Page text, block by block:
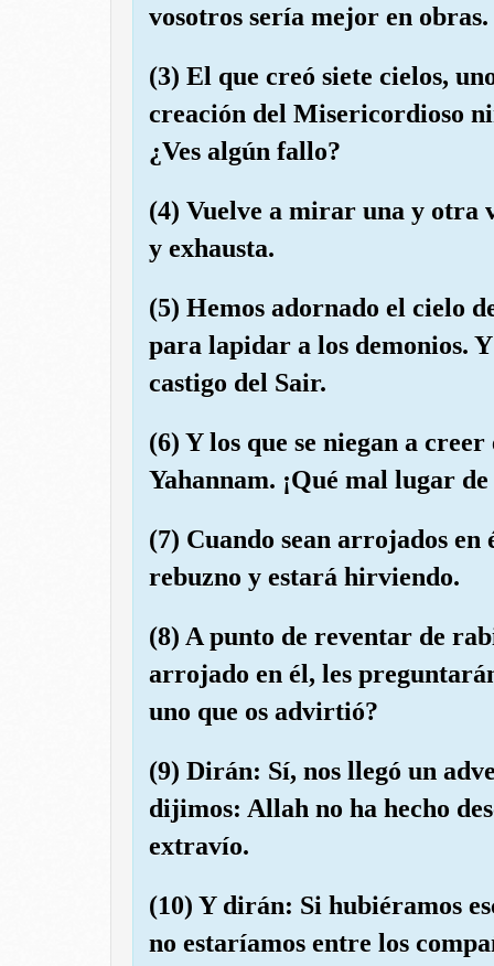
vosotros sería mejor en
(3) El que creó siete cielos,
creación del Misericordioso
¿Ves algún fallo?
(4) Vuelve a mirar una y otra
y exhausta.
(5) Hemos adornado el cielo
para lapidar a los demonios.
castigo del Sair.
(6) Y los que se niegan a
Yahannam. ¡Qué mal lugar
(7) Cuando sean arrojados
rebuzno y estará hirviendo.
(8) A punto de reventar de
arrojado en él, les
uno que os advirtió?
(9) Dirán: Sí, nos llegó un
dijimos: Allah no ha hecho
extravío.
(10) Y dirán: Si hubiéramos
no estaríamos entre los